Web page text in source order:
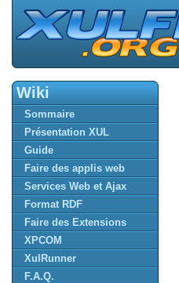
Wiki
Sommaire
Présentation XUL
Guide
Faire des applis web
Services Web et Ajax
Format RDF
Faire des Extensions
XPCOM
XulRunner
F.A.Q.